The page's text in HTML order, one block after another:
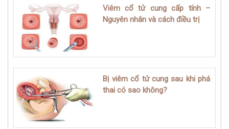
Viêm cổ tử cung cấp tính –
Nguyên nhân và cách điều trị
Bị viêm cổ tử cung sau khi phá
thai có sao không?